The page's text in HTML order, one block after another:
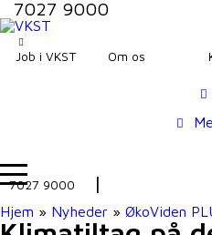
7027 9000
Job i VKST Om os
7027 9000
Hjem » Nyheder » ØkoViden